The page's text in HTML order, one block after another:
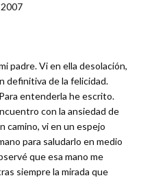
padre. Vi en ella desolación,
definitiva de la felicidad.
entenderla he escrito.
con la ansiedad de
camino, vi en un espejo
para saludarlo en medio
que esa mano me
siempre la mirada que